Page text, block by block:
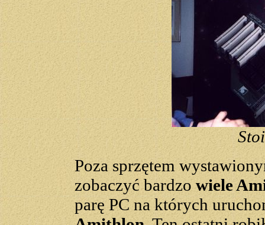
Poza sprzętem
zobaczyć bardzowiele
parę PC na których